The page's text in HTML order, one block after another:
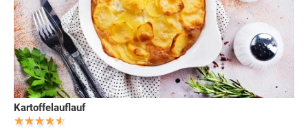
Kartoffelauflauf